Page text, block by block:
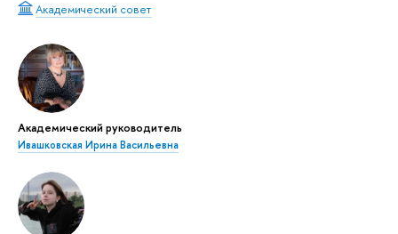
Академический совет
Академический руководитель
Ивашковская Ирина Васильевна